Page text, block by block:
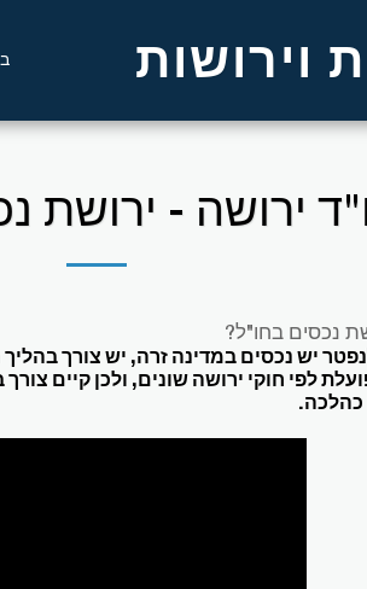
וירושות
ירושה - ירושת
נכסים בחו"ל?
יש נכסים במדינה זרה, יש צורך בהליך
לפי חוקי ירושה שונים, ולכן קיים
כהלכה.